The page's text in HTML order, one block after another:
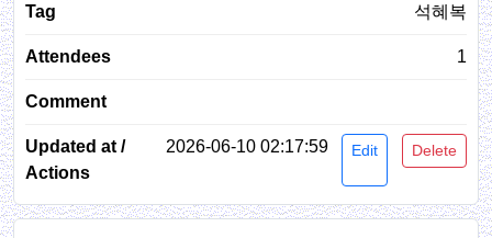
석혜복
1
2026-06-10 02:17:59 Edit Delete